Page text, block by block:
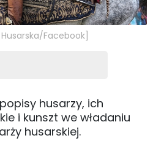
Facebook]
husarzy, ich
i kunszt we władaniu
husarskiej.